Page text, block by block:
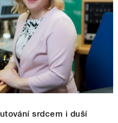
srdcem i duší